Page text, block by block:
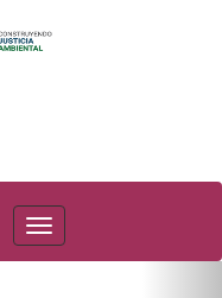
PAOT